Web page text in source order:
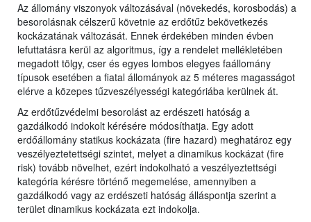
Az állomány viszonyok változásával (növekedés, korosbodás) a
besorolásnak célszerű követnie az erdőtűz bekövetkezés
kockázatának változását. Ennek érdekében minden évben
lefuttatásra kerül az algoritmus, így a rendelet mellékletében
megadott tölgy, cser és egyes lombos elegyes faállomány
típusok esetében a fiatal állományok az 5 méteres magasságot
elérve a közepes tűzveszélyességi kategóriába kerülnek át.
Az erdőtűzvédelmi besorolást az erdészeti hatóság a
gazdálkodó indokolt kérésére módosíthatja. Egy adott
erdőállomány statikus kockázata (fire hazard) meghatároz egy
veszélyeztetettségi szintet, melyet a dinamikus kockázat (fire
risk) tovább növelhet, ezért indokolható a veszélyeztettségi
kategória kérésre történő megemelése, amennyiben a
gazdálkodó vagy az erdészeti hatóság álláspontja szerint a
terület dinamikus kockázata ezt indokolja.